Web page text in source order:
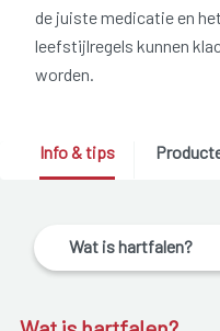
de juiste medicatie en
leefstijlregels kunnen
worden.
Info & tips
Wat is hartfalen?